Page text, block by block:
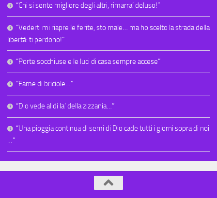
“Chi si sente migliore degli altri, rimarra’ deluso!”
“Vederti mi riapre le ferite, sto male… ma ho scelto la strada della
libertà: ti perdono!”
“Porte socchiuse e le luci di casa sempre accese”
“Fame di briciole…”
“Dio vede al di la’ della zizzania…”
“Una pioggia continua di semi di Dio cade tutti i giorni sopra di noi
…”